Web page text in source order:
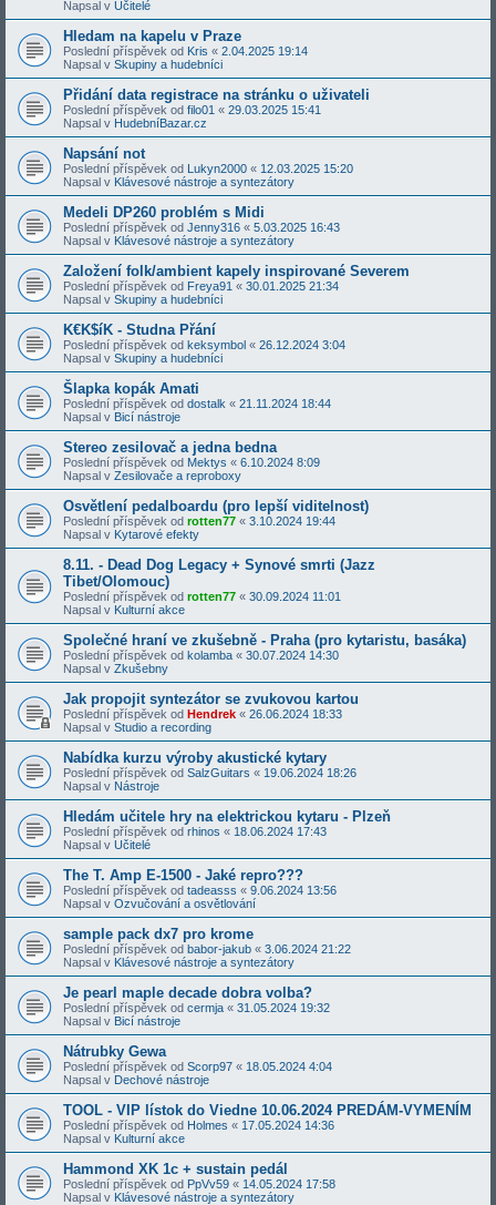
Napsal v Učitelé
Hledam na kapelu v Praze
Poslední příspěvek od Kris « 2.04.2025 19:14
Napsal v Skupiny a hudebníci
Přidání data registrace na stránku o uživateli
Poslední příspěvek od filo01 « 29.03.2025 15:41
Napsal v HudebníBazar.cz
Napsání not
Poslední příspěvek od Lukyn2000 « 12.03.2025 15:20
Napsal v Klávesové nástroje a syntezátory
Medeli DP260 problém s Midi
Poslední příspěvek od Jenny316 « 5.03.2025 16:43
Napsal v Klávesové nástroje a syntezátory
Založení folk/ambient kapely inspirované Severem
Poslední příspěvek od Freya91 « 30.01.2025 21:34
Napsal v Skupiny a hudebníci
K€K$íK - Studna Přání
Poslední příspěvek od keksymbol « 26.12.2024 3:04
Napsal v Skupiny a hudebníci
Šlapka kopák Amati
Poslední příspěvek od dostalk « 21.11.2024 18:44
Napsal v Bicí nástroje
Stereo zesilovač a jedna bedna
Poslední příspěvek od Mektys « 6.10.2024 8:09
Napsal v Zesilovače a reproboxy
Osvětlení pedalboardu (pro lepší viditelnost)
Poslední příspěvek od rotten77 « 3.10.2024 19:44
Napsal v Kytarové efekty
8.11. - Dead Dog Legacy + Synové smrti (Jazz
Tibet/Olomouc)
Poslední příspěvek od rotten77 « 30.09.2024 11:01
Napsal v Kulturní akce
Společné hraní ve zkušebně - Praha (pro kytaristu, basáka)
Poslední příspěvek od kolamba « 30.07.2024 14:30
Napsal v Zkušebny
Jak propojit syntezátor se zvukovou kartou
Poslední příspěvek od Hendrek « 26.06.2024 18:33
Napsal v Studio a recording
Nabídka kurzu výroby akustické kytary
Poslední příspěvek od SalzGuitars « 19.06.2024 18:26
Napsal v Nástroje
Hledám učitele hry na elektrickou kytaru - Plzeň
Poslední příspěvek od rhinos « 18.06.2024 17:43
Napsal v Učitelé
The T. Amp E-1500 - Jaké repro???
Poslední příspěvek od tadeasss « 9.06.2024 13:56
Napsal v Ozvučování a osvětlování
sample pack dx7 pro krome
Poslední příspěvek od babor-jakub « 3.06.2024 21:22
Napsal v Klávesové nástroje a syntezátory
Je pearl maple decade dobra volba?
Poslední příspěvek od cermja « 31.05.2024 19:32
Napsal v Bicí nástroje
Nátrubky Gewa
Poslední příspěvek od Scorp97 « 18.05.2024 4:04
Napsal v Dechové nástroje
TOOL - VIP lístok do Viedne 10.06.2024 PREDÁM-VYMENÍM
Poslední příspěvek od Holmes « 17.05.2024 14:36
Napsal v Kulturní akce
Hammond XK 1c + sustain pedál
Poslední příspěvek od PpVv59 « 14.05.2024 17:58
Napsal v Klávesové nástroje a syntezátory